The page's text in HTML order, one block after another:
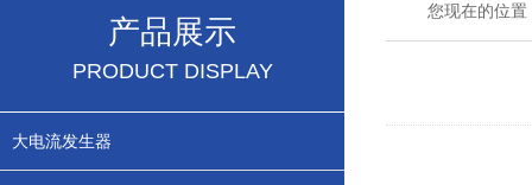
产品展示
PRODUCT DISPLAY
大电流发生器
您现在的位置